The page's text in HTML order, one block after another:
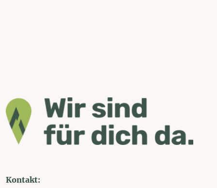
Kontakt: